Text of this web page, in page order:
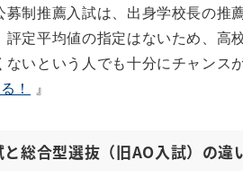
募制推薦入試は、出身学校長の推
評定平均値の指定はないため、高
ないという人でも十分にチャンス
！
』
総合型選抜（旧AO入試）の違